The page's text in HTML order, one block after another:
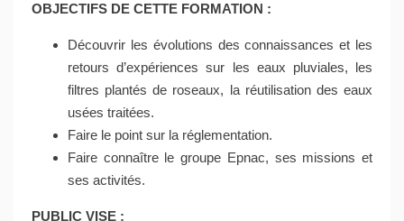
OBJECTIFS DE CETTE FORMATION :
Découvrir les évolutions des connaissances et les
retours d’expériences sur les eaux pluviales, les
filtres plantés de roseaux, la réutilisation des eaux
usées traitées.
Faire le point sur la réglementation.
Faire connaître le groupe Epnac, ses missions et
ses activités.
PUBLIC VISE :